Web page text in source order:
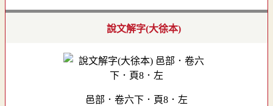
說文解字(大徐本)
邑部．卷六下．頁8．左